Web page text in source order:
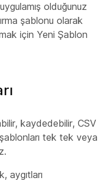
olduğunuz
şablonu olarak
için Yeni Şablon
kaydedebilir, CSV
tek tek veya
aygıtları